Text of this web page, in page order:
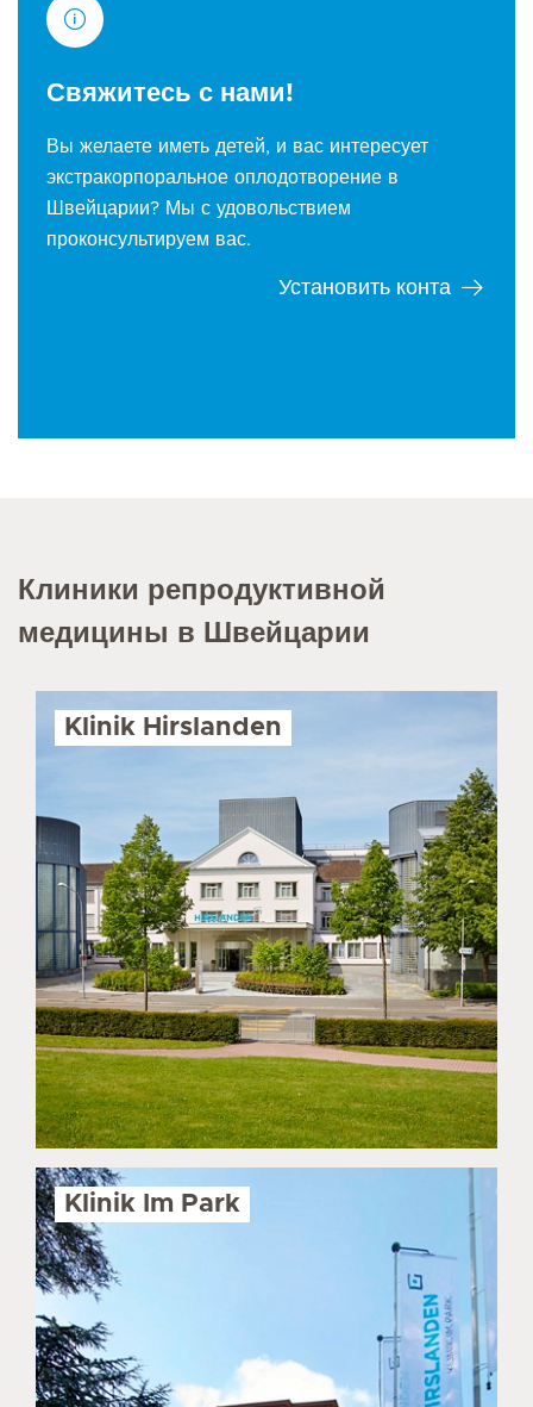
Свяжитесь с нами!
Вы желаете иметь детей, и вас интересует
экстракорпоральное оплодотворение в
Швейцарии? Мы с удовольствием
проконсультируем вас.
Установить конта
Клиники репродуктивной
медицины в Швейцарии
Klinik Hirslanden
Klinik Im Park